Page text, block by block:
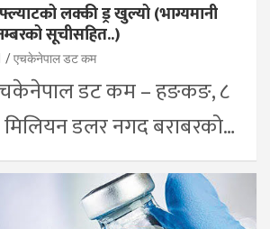
लक्की ड्र खुल्यो (भाग्यमानी
सूचीसहित..)
एचकेनेपाल डट कम
डट कम – हङकङ, ८
मिलियन डलर नगद बराबरको…